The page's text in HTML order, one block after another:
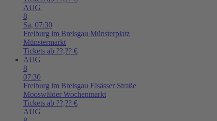
AUG
8
Sa, 07:30
Freiburg im Breisgau Münsterplatz
Münstermarkt
Tickets ab ??,?? €
AUG
8
07:30
Freiburg im Breisgau Elsässer Straße
Mooswälder Wochenmarkt
Tickets ab ??,?? €
AUG